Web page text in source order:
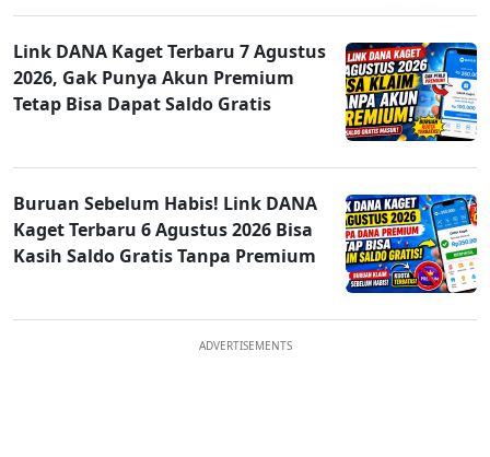
Link DANA Kaget Terbaru 7 Agustus
2026, Gak Punya Akun Premium
Tetap Bisa Dapat Saldo Gratis
Buruan Sebelum Habis! Link DANA
Kaget Terbaru 6 Agustus 2026 Bisa
Kasih Saldo Gratis Tanpa Premium
ADVERTISEMENTS